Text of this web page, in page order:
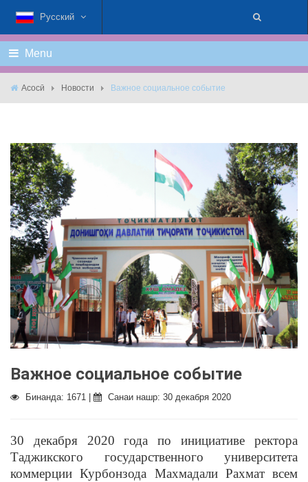
Русский
Menu
Асосӣ Новости Важное социальное событие
Важное социальное событие
Бинанда: 1671 | Санаи нашр: 30 декабря 2020
30 декабря 2020 года по инициативе ректора
Таджикского государственного университета
коммерции Курбонзода Махмадали Рахмат всем